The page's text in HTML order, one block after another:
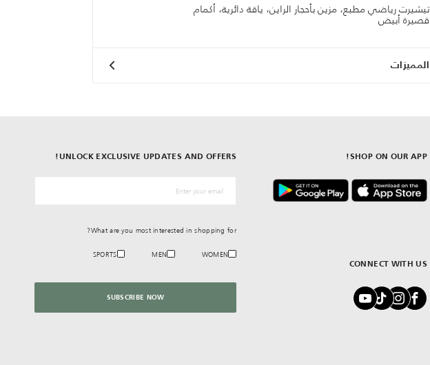
تيشيرت رياضي مطبع، مزين بأحجار الراين، ياقة دائرية، أكمام
قصيرة أبيض
المميزات
CONNECT WITH US
SHOP ON OUR APP!
UNLOCK EXCLUSIVE UPDATES AND OFFERS!
What are you most interested in shopping for?
WOMEN
MEN
SPORTS
SUBSCRIBE NOW